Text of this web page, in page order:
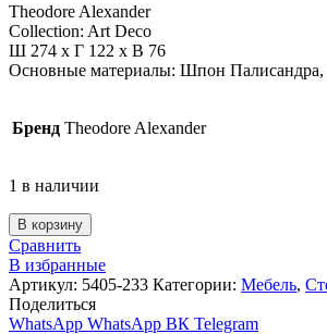
Theodore Alexander
Collection: Art Deco
Ш 274 x Г 122 x В 76
Основные материалы: Шпон Палисандра,
Бренд Theodore Alexander
1 в наличии
В корзину
Сравнить
В избранные
Артикул: 5405-233 Категории: Мебель,
Поделиться
WhatsApp WhatsApp ВК Telegram